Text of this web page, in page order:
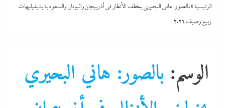
الرئيسية»بالصور: هاني البحيري يخطف الأنظار في أذربيجان واليونان والسعودية بديفيليهات
ربيع وصيف 2026
الوسم: بالصور: هاني البحيري